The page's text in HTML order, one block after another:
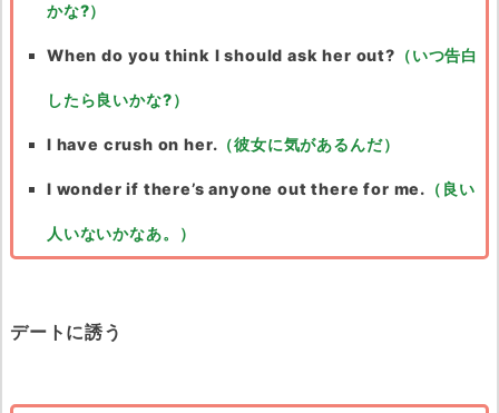
かな?）
When do you think I should ask her out? （いつ告白
したら良いかな?）
I have crush on her. （彼女に気があるんだ）
I wonder if there’s anyone out there for me. （良い
人いないかなあ。）
デートに誘う